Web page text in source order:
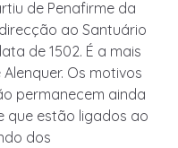
de Penafirme da
ao Santuário
de 1502. É a mais
Os motivos
permanecem ainda
que estão ligados ao
dos